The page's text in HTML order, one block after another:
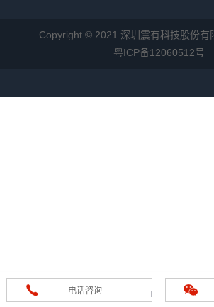
Copyright © 2021.深圳震有科技股份有
粤ICP备12060512号
电话咨询